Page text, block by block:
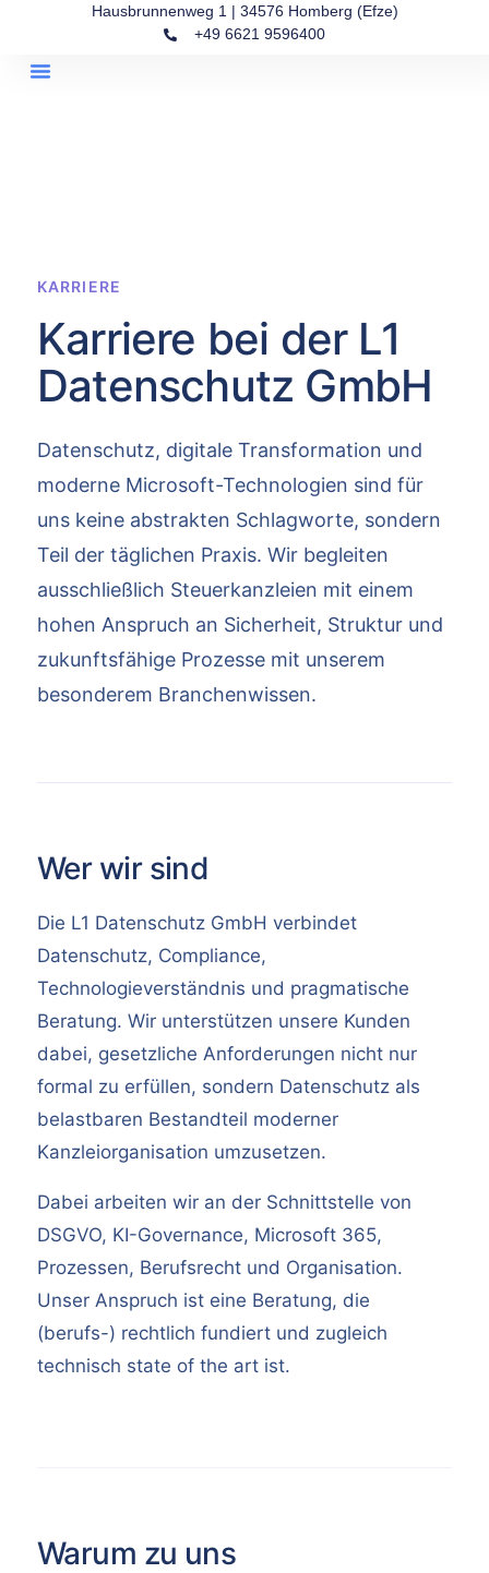
Hausbrunnenweg 1 | 34576 Homberg (Efze)
+49 6621 9596400
KARRIERE
Karriere bei der L1
Datenschutz GmbH
Datenschutz, digitale Transformation und
moderne Microsoft-Technologien sind für
uns keine abstrakten Schlagworte, sondern
Teil der täglichen Praxis. Wir begleiten
ausschließlich Steuerkanzleien mit einem
hohen Anspruch an Sicherheit, Struktur und
zukunftsfähige Prozesse mit unserem
besonderem Branchenwissen.
Wer wir sind
Die L1 Datenschutz GmbH verbindet
Datenschutz, Compliance,
Technologieverständnis und pragmatische
Beratung. Wir unterstützen unsere Kunden
dabei, gesetzliche Anforderungen nicht nur
formal zu erfüllen, sondern Datenschutz als
belastbaren Bestandteil moderner
Kanzleiorganisation umzusetzen.
Dabei arbeiten wir an der Schnittstelle von
DSGVO, KI-Governance, Microsoft 365,
Prozessen, Berufsrecht und Organisation.
Unser Anspruch ist eine Beratung, die
(berufs-) rechtlich fundiert und zugleich
technisch state of the art ist.
Warum zu uns